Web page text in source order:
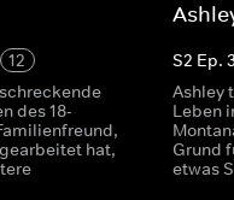
12
des 18-
hat,
S2 Ep. 3
Ashley
Leben
Grund
etwas